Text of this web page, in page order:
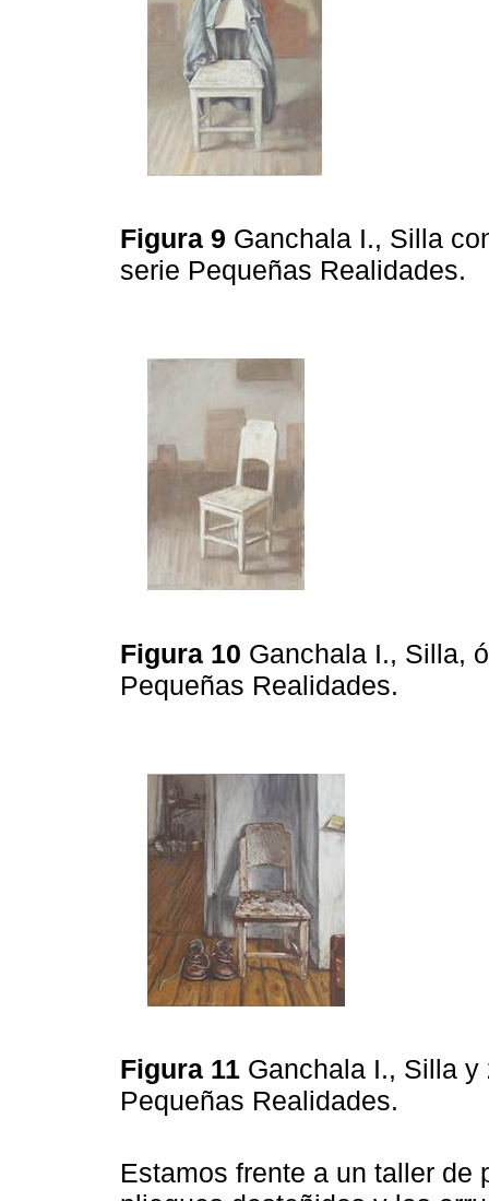
Figura 9 Ganchala I., Silla
serie Pequeñas Realidades.
Figura 10 Ganchala I., Silla,
Pequeñas Realidades.
Figura 11 Ganchala I., Silla
Pequeñas Realidades.
Estamos frente a un taller de